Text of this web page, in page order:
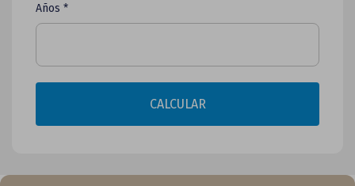
Años *
CALCULAR